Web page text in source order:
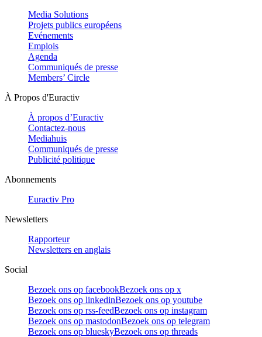
Media Solutions
Projets publics européens
Evénements
Emplois
Agenda
Communiqués de presse
Members’ Circle
À Propos d'Euractiv
À propos d’Euractiv
Contactez-nous
Mediahuis
Communiqués de presse
Publicité politique
Abonnements
Euractiv Pro
Newsletters
Rapporteur
Newsletters en anglais
Social
Bezoek ons op facebookBezoek ons op x
Bezoek ons op linkedinBezoek ons op youtube
Bezoek ons op rss-feedBezoek ons op instagram
Bezoek ons op mastodonBezoek ons op telegram
Bezoek ons op blueskyBezoek ons op threads